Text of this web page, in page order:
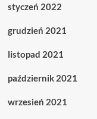
styczeń 2022
grudzień 2021
listopad 2021
październik 2021
wrzesień 2021